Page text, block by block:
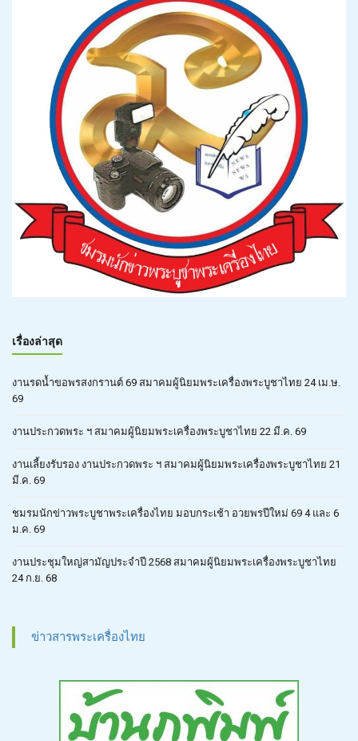
เรื่องล่าสุด
งานรดน้ำขอพรสงกรานต์ 69 สมาคมผู้นิยมพระเครื่องพระบูชาไทย 24 เม.ษ.
69
งานประกวดพระ ฯ สมาคมผู้นิยมพระเครื่องพระบูชาไทย 22 มี.ค. 69
งานเลี้ยงรับรอง งานประกวดพระ ฯ สมาคมผู้นิยมพระเครื่องพระบูชาไทย 21
มี.ค. 69
ชมรมนักข่าวพระบูชาพระเครื่องไทย มอบกระเช้า อวยพรปีใหม่ 69 4 และ 6
ม.ค. 69
งานประชุมใหญ่สามัญประจำปี 2568 สมาคมผู้นิยมพระเครื่องพระบูชาไทย
24 ก.ย. 68
ข่าวสารพระเครื่องไทย